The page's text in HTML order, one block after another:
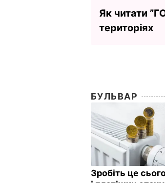
Як читати
територіях
БУЛЬВАР
Зробіть це